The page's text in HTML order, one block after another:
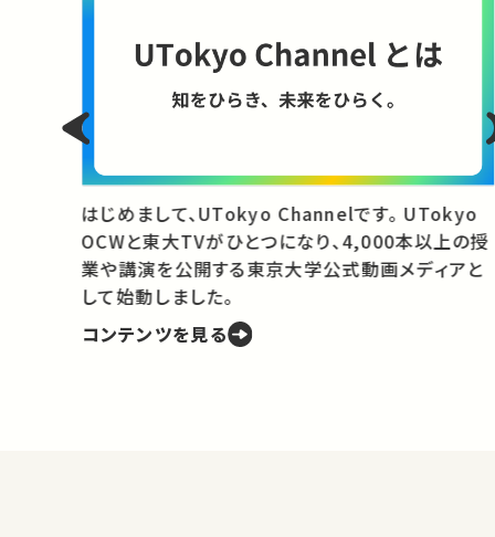
はじめまして、UTokyo Channelです。 UTokyo
OCWと東大TVがひとつになり、4,000本以上の授
業や講演を公開する東京大学公式動画メディアと
して始動しました。
コンテンツを見る